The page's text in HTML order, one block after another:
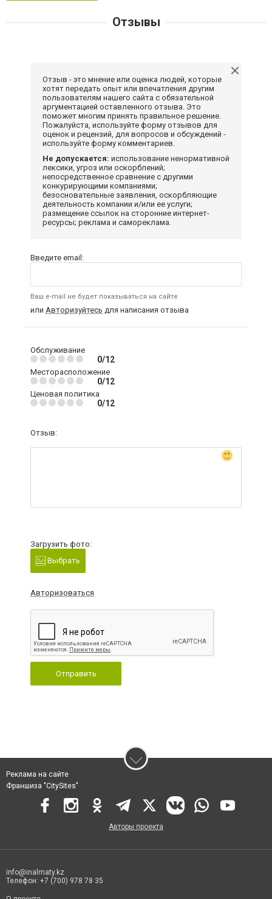
Отзывы
Отзыв - это мнение или оценка людей, которые
хотят передать опыт или впечатления другим
пользователям нашего сайта с обязательной
аргументацией оставленного отзыва. Это
поможет многим принять правильное решение.
Пожалуйста, используйте форму отзывов для
оценок и рецензий, для вопросов и обсуждений -
используйте форму комментариев.
Не допускается: использование ненормативной
лексики, угроз или оскорблений;
непосредственное сравнение с другими
конкурирующими компаниями;
безосновательные заявления, оскорбляющие
деятельность компании и/или ее услуги;
размещение ссылок на сторонние интернет-
ресурсы; реклама и самореклама.
Введите email:
Ваш e-mail не будет показываться на сайте
или Авторизуйтесь для написания отзыва
Обслуживание
0/12
Месторасположение
0/12
Ценовая политика
0/12
Отзыв:
Загрузить фото:
Выбрать
Авторизоваться
Отправить
Реклама на сайте
Франшиза "CitySites"
Авторы проекта
info@inalmaty.kz
Телефон: +7 (700) 978 78 35